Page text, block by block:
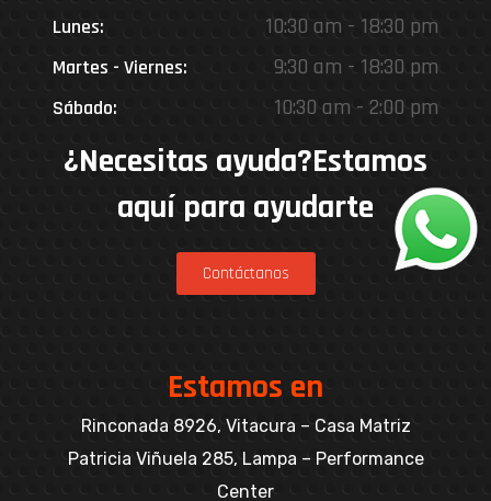
Lunes: 10:30 am - 18:30 pm
Martes - Viernes: 9:30 am - 18:30 pm
Sábado: 10:30 am - 2:00 pm
¿Necesitas ayuda?Estamos
aquí para ayudarte
Contáctanos
Estamos en
Rinconada 8926, Vitacura – Casa Matriz
Patricia Viñuela 285, Lampa – Performance
Center